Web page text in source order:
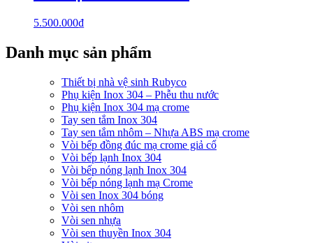
5.500.000₫
Danh mục sản phẩm
Thiết bị nhà vệ sinh Rubyco
Phụ kiện Inox 304 – Phễu thu nước
Phụ kiện Inox 304 mạ crome
Tay sen tắm Inox 304
Tay sen tắm nhôm – Nhựa ABS mạ crome
Vòi bếp đồng đúc mạ crome giả cổ
Vòi bếp lạnh Inox 304
Vòi bếp nóng lạnh Inox 304
Vòi bếp nóng lạnh mạ Crome
Vòi sen Inox 304 bóng
Vòi sen nhôm
Vòi sen nhựa
Vòi sen thuyền Inox 304